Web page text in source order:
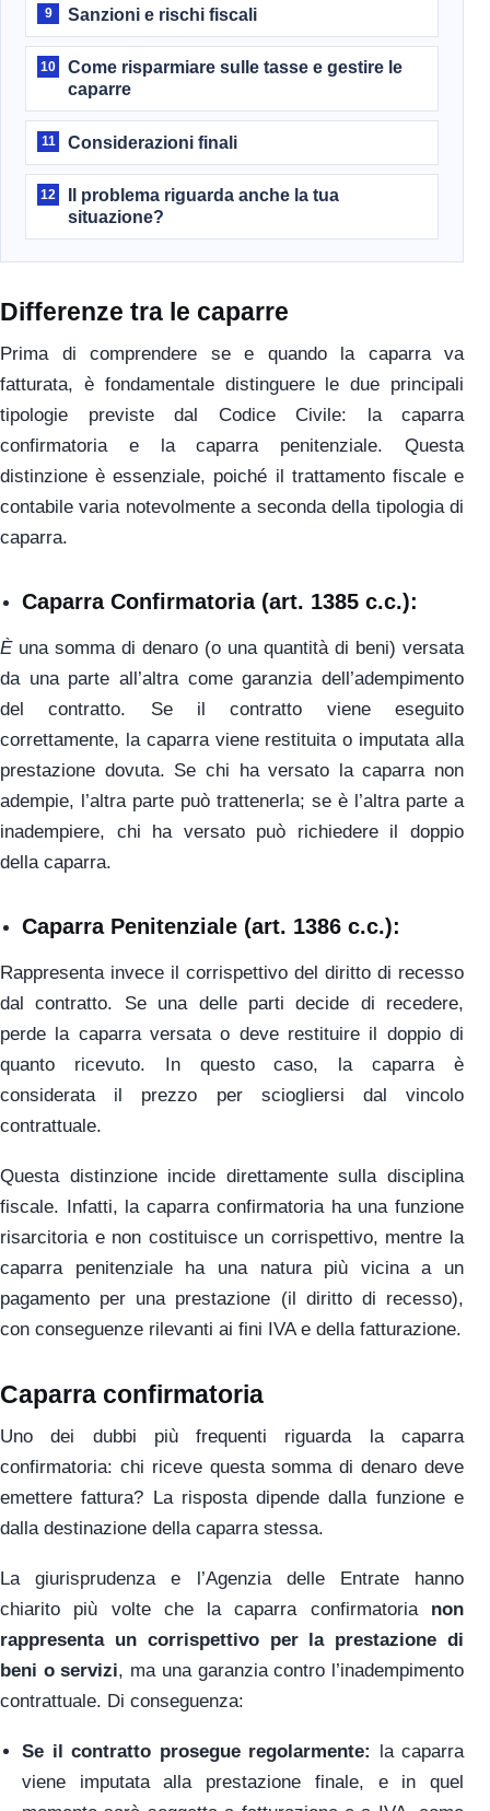
9 Sanzioni e rischi fiscali
10
Come risparmiare sulle tasse e gestire le
caparre
11 Considerazioni finali
12
Il problema riguarda anche la tua
situazione?
Differenze tra le caparre
Prima di comprendere se e quando la caparra va
fatturata, è fondamentale distinguere le due principali
tipologie previste dal Codice Civile: la caparra
confirmatoria e la caparra penitenziale. Questa
distinzione è essenziale, poiché il trattamento fiscale e
contabile varia notevolmente a seconda della tipologia di
caparra.
Caparra Confirmatoria(art. 1385 c.c.):
È una somma di denaro (o una quantità di beni) versata
da una parte all’altra come garanzia dell’adempimento
del contratto. Se il contratto viene eseguito
correttamente, la caparra viene restituita o imputata alla
prestazione dovuta. Se chi ha versato la caparra non
adempie, l’altra parte può trattenerla; se è l’altra parte a
inadempiere, chi ha versato può richiedere il doppio
della caparra.
Caparra Penitenziale (art. 1386 c.c.):
Rappresenta invece il corrispettivo del diritto di recesso
dal contratto. Se una delle parti decide di recedere,
perde la caparra versata o deve restituire il doppio di
quanto ricevuto. In questo caso, la caparra è
considerata il prezzo per sciogliersi dal vincolo
contrattuale.
Questa distinzione incide direttamente sulla disciplina
fiscale. Infatti, la caparra confirmatoria ha una funzione
risarcitoria e non costituisce un corrispettivo, mentre la
caparra penitenziale ha una natura più vicina a un
pagamento per una prestazione (il diritto di recesso),
con conseguenze rilevanti ai fini IVA e della fatturazione.
Caparra confirmatoria
Uno dei dubbi più frequenti riguarda la caparra
confirmatoria: chi riceve questa somma di denaro deve
emettere fattura? La risposta dipende dalla funzione e
dalla destinazione della caparra stessa.
La giurisprudenza e l’Agenzia delle Entrate hanno
chiarito più volte che la caparra confirmatoria non
rappresenta un corrispettivo per la prestazione di
beni o servizi, ma una garanzia contro l’inadempimento
contrattuale. Di conseguenza:
Se il contratto prosegue regolarmente: la caparra
viene imputata alla prestazione finale, e in quel